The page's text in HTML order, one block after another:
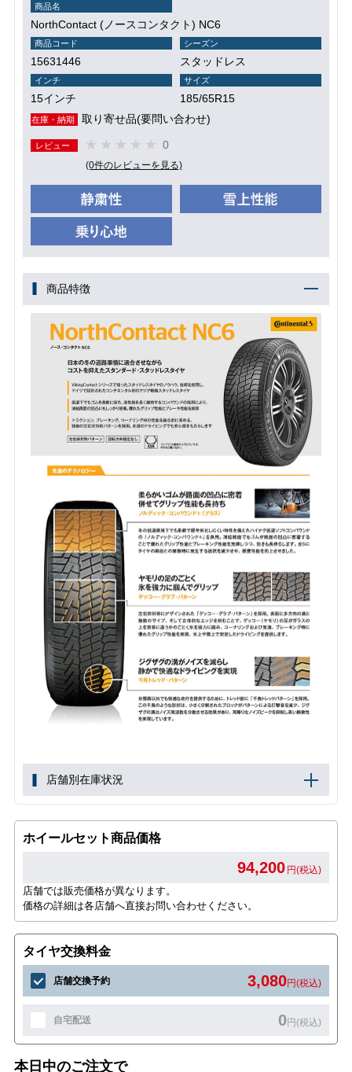
商品名
NorthContact (ノースコンタクト) NC6
商品コード
15631446
シーズン
スタッドレス
インチ
15インチ
サイズ
185/65R15
在庫・納期 取り寄せ品(要問い合わせ)
レビュー 0
(0件のレビューを見る)
商品特徴
店舗別在庫状況
ホイールセット商品価格
94,200 円(税込)
店舗では販売価格が異なります。
価格の詳細は各店舗へ直接お問い合わせください。
タイヤ交換料金
店舗交換予約 3,080円(税込)
自宅配送 0円(税込)
本日中のご注文で